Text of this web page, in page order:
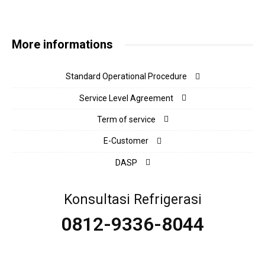
More informations
Standard Operational Procedure
Service Level Agreement
Term of service
E-Customer
DASP
Konsultasi Refrigerasi
0812-9336-8044